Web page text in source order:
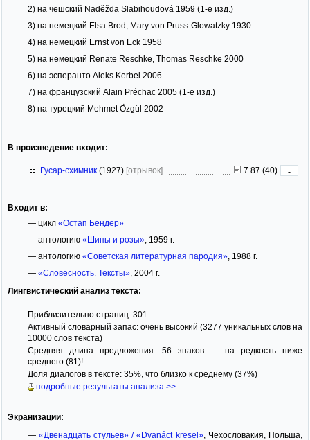
2) на чешский Naděžda Slabihoudová 1959 (1-е изд.)
3) на немецкий Elsa Brod, Mary von Pruss-Glowatzky 1930
4) на немецкий Ernst von Eck 1958
5) на немецкий Renate Reschke, Thomas Reschke 2000
6) на эсперанто Aleks Kerbel 2006
7) на французский Alain Préchac 2005 (1-е изд.)
8) на турецкий Mehmet Özgül 2002
В произведение входит:
Гусар-схимник (1927) [отрывок] 7.87 (40) -
Входит в:
— цикл «Остап Бендер»
— антологию «Шипы и розы», 1959 г.
— антологию «Советская литературная пародия», 1988 г.
— «Словесность. Тексты», 2004 г.
Лингвистический анализ текста:
Приблизительно страниц: 301
Активный словарный запас: очень высокий (3277 уникальных слов на
10000 слов текста)
Средняя длина предложения: 56 знаков — на редкость ниже
среднего (81)!
Доля диалогов в тексте: 35%, что близко к среднему (37%)
подробные результаты анализа >>
Экранизации:
— «Двенадцать стульев» / «Dvanáct kresel», Чехословакия, Польша,